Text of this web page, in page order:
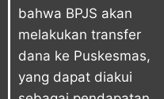
bahwa BPJS akan
melakukan transfer
dana ke Puskesmas,
yang dapat diakui